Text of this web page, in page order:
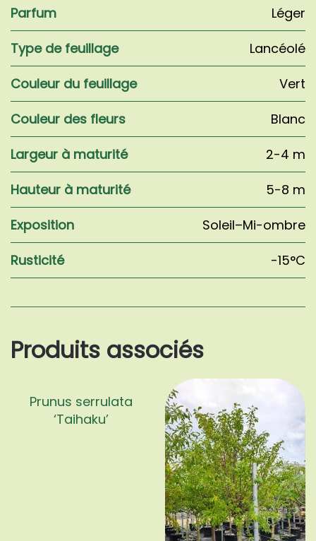
Parfum
Léger
Type de feuillage
Lancéolé
Couleur du feuillage
Vert
Couleur des fleurs
Blanc
Largeur à maturité
2-4 m
Hauteur à maturité
5-8 m
Exposition
Soleil–Mi-ombre
Rusticité
-15°C
Produits associés
Prunus serrulata
‘Taihaku’